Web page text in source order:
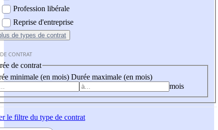
Profession libérale
Reprise d'entreprise
de types de contrat
CONTRAT
de contrat
minimale (en mois) Durée maximale (en mois)
mois
le filtre du type de contrat